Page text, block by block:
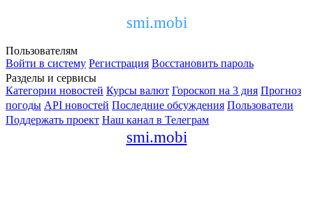
smi.mobi
Пользователям
Войти в систему Регистрация Восстановить пароль
Разделы и сервисы
Категории новостей Курсы валют Гороскоп на 3 дня Прогноз
погоды API новостей Последние обсуждения Пользователи
Поддержать проект Наш канал в Телеграм
smi.mobi